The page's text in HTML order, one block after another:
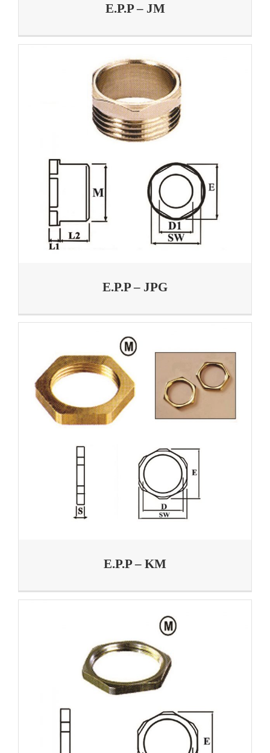
E.P.P – JM
E.P.P – JPG
E.P.P – KM